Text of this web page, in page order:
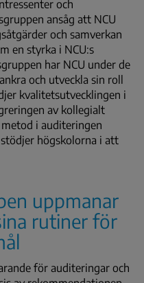
och
ansåg att NCU
och samverkan
en styrka i NCU:s
har NCU under de
och utveckla sin roll
kvalitetsutvecklingen i
av kollegialt
i auditeringen
högskolorna i att
uppmanar
rutiner för
för auditeringar och